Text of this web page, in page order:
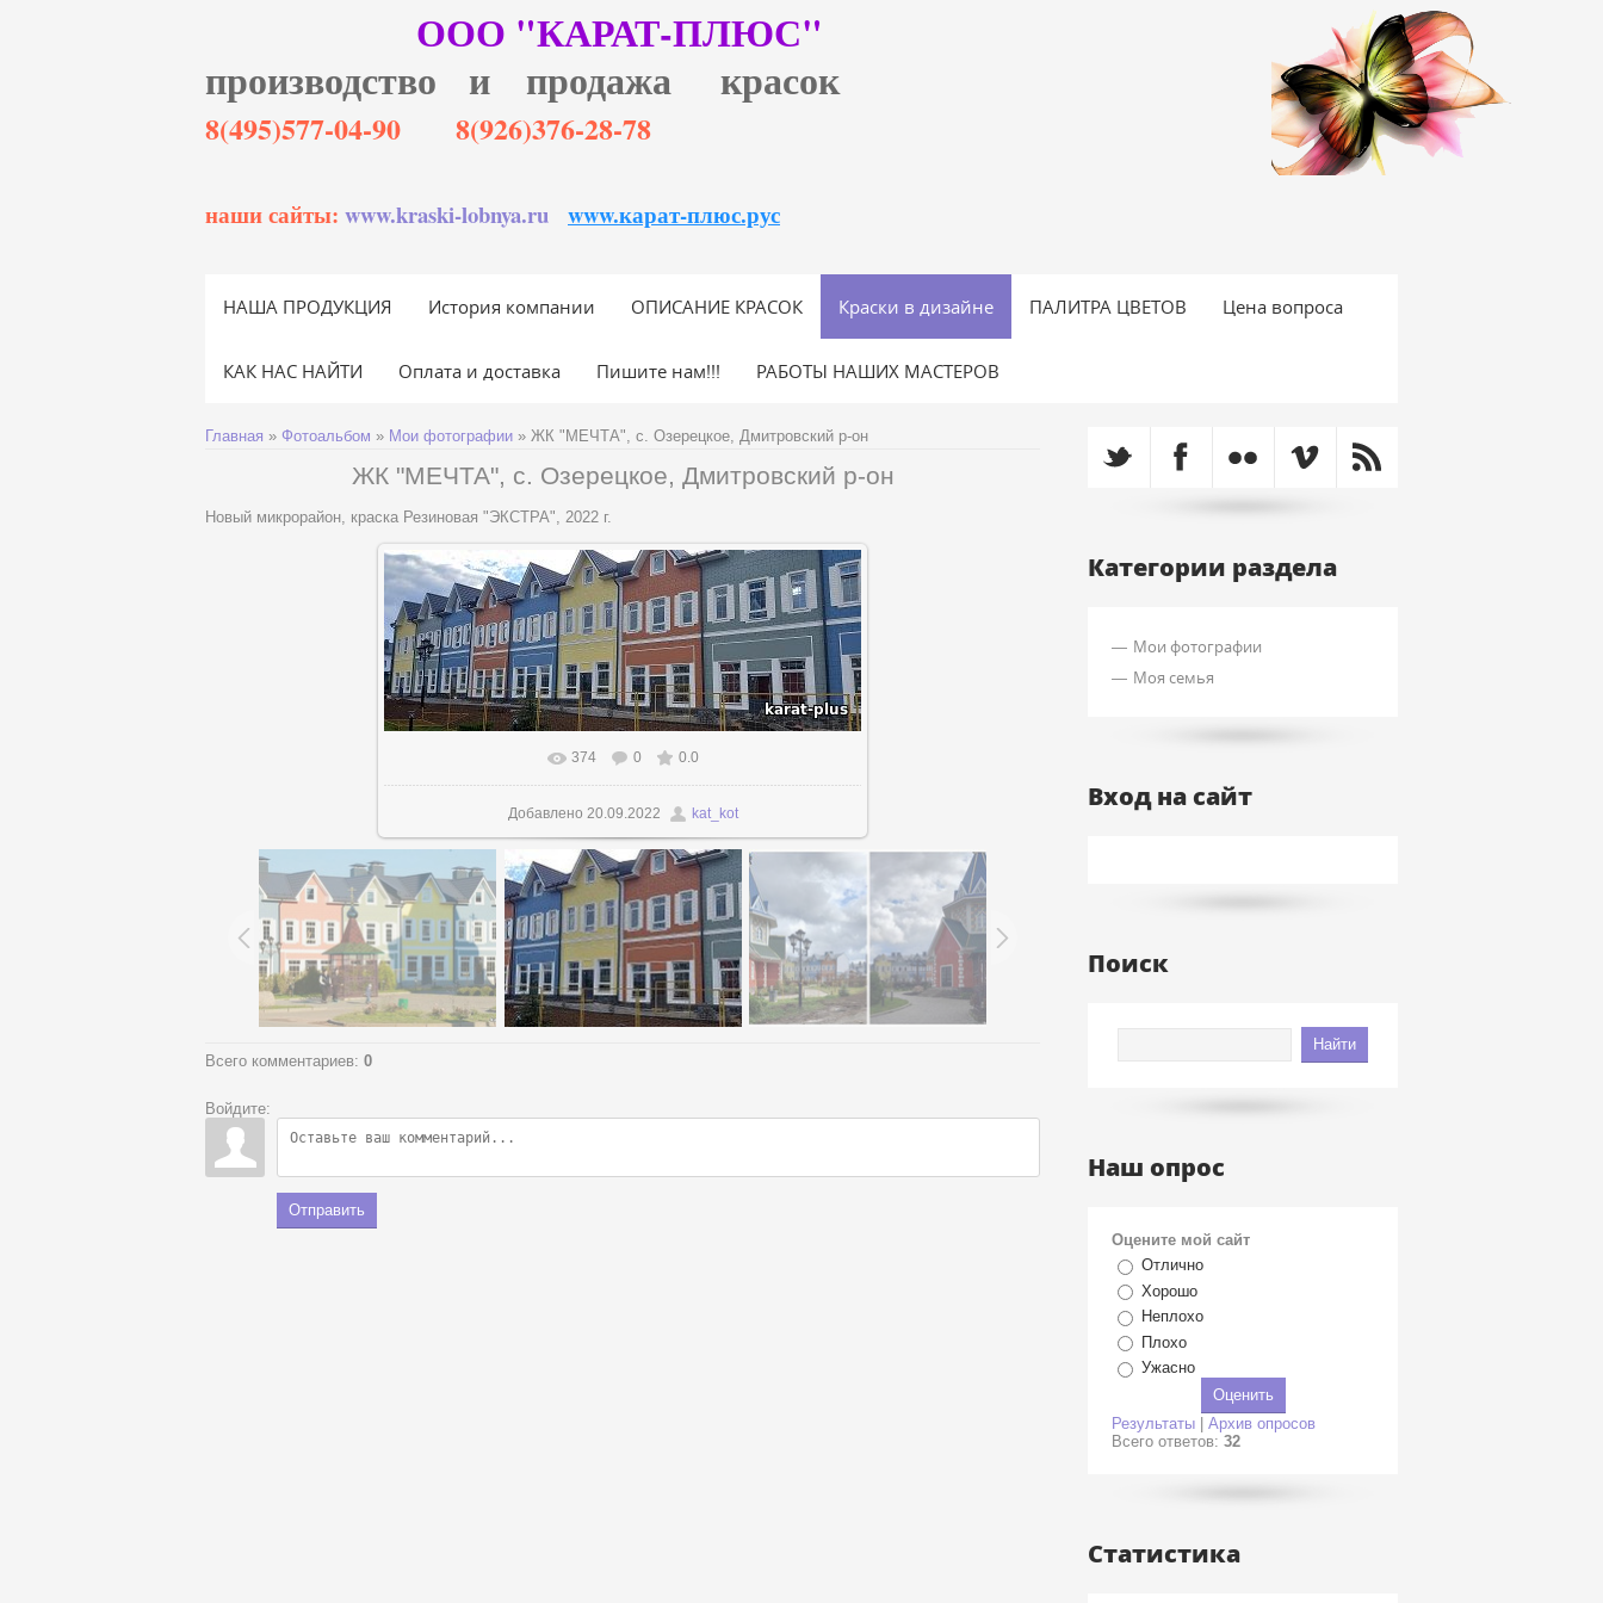
ООО "КАРАТ-ПЛЮС"
производство и продажа красок
8(495)577-04-90 8(926)376-28-78
наши сайты: www.kraski-lobnya.ru www.карат-плюс.рус
НАША ПРОДУКЦИЯ История компании ОПИСАНИЕ КРАСОК Краски в дизайне ПАЛИТРА ЦВЕТОВ Цена вопроса
КАК НАС НАЙТИ Оплата и доставка Пишите нам!!! РАБОТЫ НАШИХ МАСТЕРОВ
Главная » Фотоальбом » Мои фотографии » ЖК "МЕЧТА", с. Озерецкое, Дмитровский р-он
ЖК "МЕЧТА", с. Озерецкое, Дмитровский р-он
Новый микрорайон, краска Резиновая "ЭКСТРА", 2022 г.
374 0 0.0
Добавлено 20.09.2022 kat_kot
Всего комментариев: 0
Войдите:
Отправить
Категории раздела
Мои фотографии
Моя семья
Вход на сайт
Поиск
Наш опрос
Оцените мой сайт
Отлично
Хорошо
Неплохо
Плохо
Ужасно
Результаты
Архив опросов
Всего ответов: 32
Статистика